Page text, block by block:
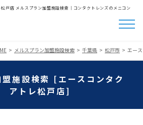
戸店 メルスプラン加盟施設検索│コンタクトレンズのメニコン
メルスプラン加盟施設検索 千葉県 松戸市 エー
施設検索 [エースコンタク
アトレ松戸店]